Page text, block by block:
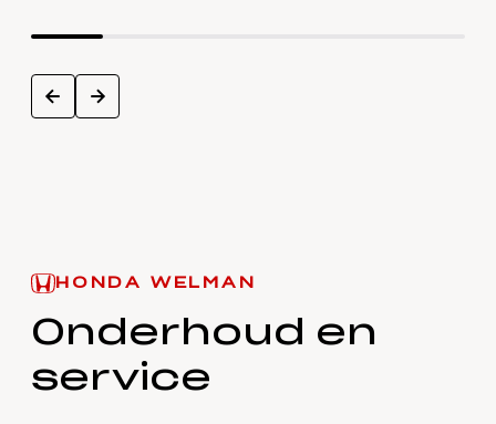
prev next
HONDA WELMAN
Onderhoud en
service